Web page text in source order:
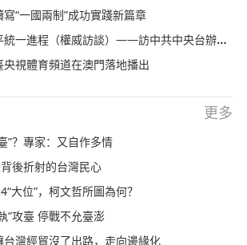
“一國兩制”成功實踐新篇章
程（權威訪談）——訪中共中央台辦、國務院台辦主任劉結一
視體育頻道在澳門落地播出
更多
”？專家：又自作多情
後折射的台灣民心
大位”，柯文哲所圖為何？
”攻臺 停戰不允臺澎
台灣經貿沒了出路，走向邊緣化